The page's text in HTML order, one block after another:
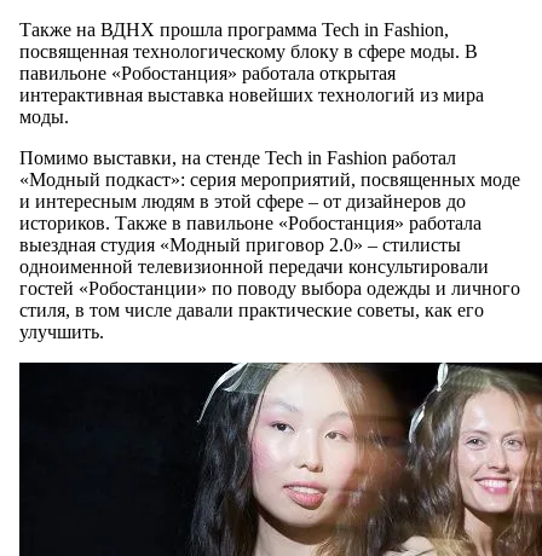
Также на ВДНХ прошла программа Tech in Fashion,
посвященная технологическому блоку в сфере моды. В
павильоне «Робостанция» работала открытая
интерактивная выставка новейших технологий из мира
моды.
Помимо выставки, на стенде Tech in Fashion работал
«Модный подкаст»: серия мероприятий, посвященных моде
и интересным людям в этой сфере – от дизайнеров до
историков. Также в павильоне «Робостанция» работала
выездная студия «Модный приговор 2.0» – стилисты
одноименной телевизионной передачи консультировали
гостей «Робостанции» по поводу выбора одежды и личного
стиля, в том числе давали практические советы, как его
улучшить.